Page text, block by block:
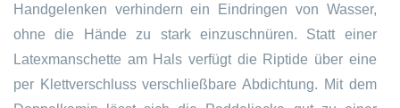
Handgelenken verhindern ein Eindringen von Wasser,
ohne die Hände zu stark einzuschnüren. Statt einer
Latexmanschette am Hals verfügt die Riptide über eine
per Klettverschluss verschließbare Abdichtung. Mit dem